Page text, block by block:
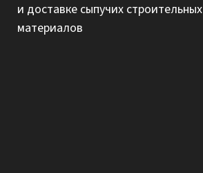
и доставке сыпучих строительных
материалов